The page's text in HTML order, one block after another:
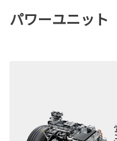
パワーユニット